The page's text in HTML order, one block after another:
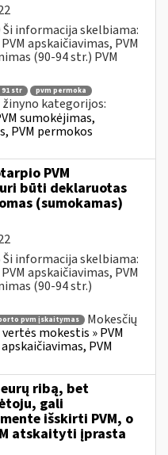
informacija skelbiama:
apskaičiavimas, PVM
(90-94 str.) PVM
str
pvm permoka
žinyno kategorijos:
sumokėjimas,
PVM permokos
PVM
būti deklaruotas
(sumokamas)
informacija skelbiama:
apskaičiavimas, PVM
(90-94 str.)
pvm įskaitymas
Mokesčių
mokestis » PVM
PVM
ribą, bet
gali
išskirti PVM, o
atskaityti įprasta